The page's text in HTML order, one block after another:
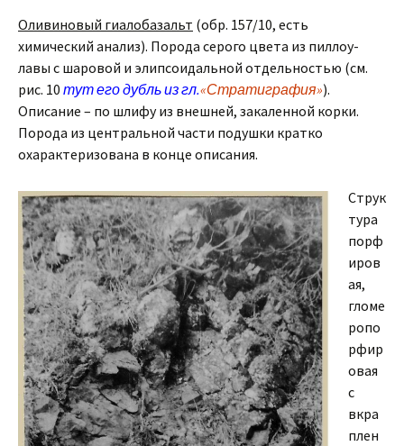
Оливиновый гиалобазальт (обр. 157/10, есть
химический анализ). Порода серого цвета из пиллоу-
лавы с шаровой и элипсоидальной отдельностью (см.
рис. 10 тут его дубль из гл.«Стратиграфия»).
Описание – по шлифу из внешней, закаленной корки.
Порода из центральной части подушки кратко
охарактеризована в конце описания.
Струк
тура
порф
иров
ая,
гломе
ропо
рфир
овая
с
вкра
плен